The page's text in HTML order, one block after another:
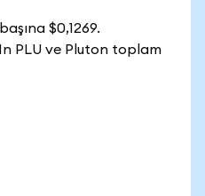
$0,1269.
PLU ve Pluton toplam